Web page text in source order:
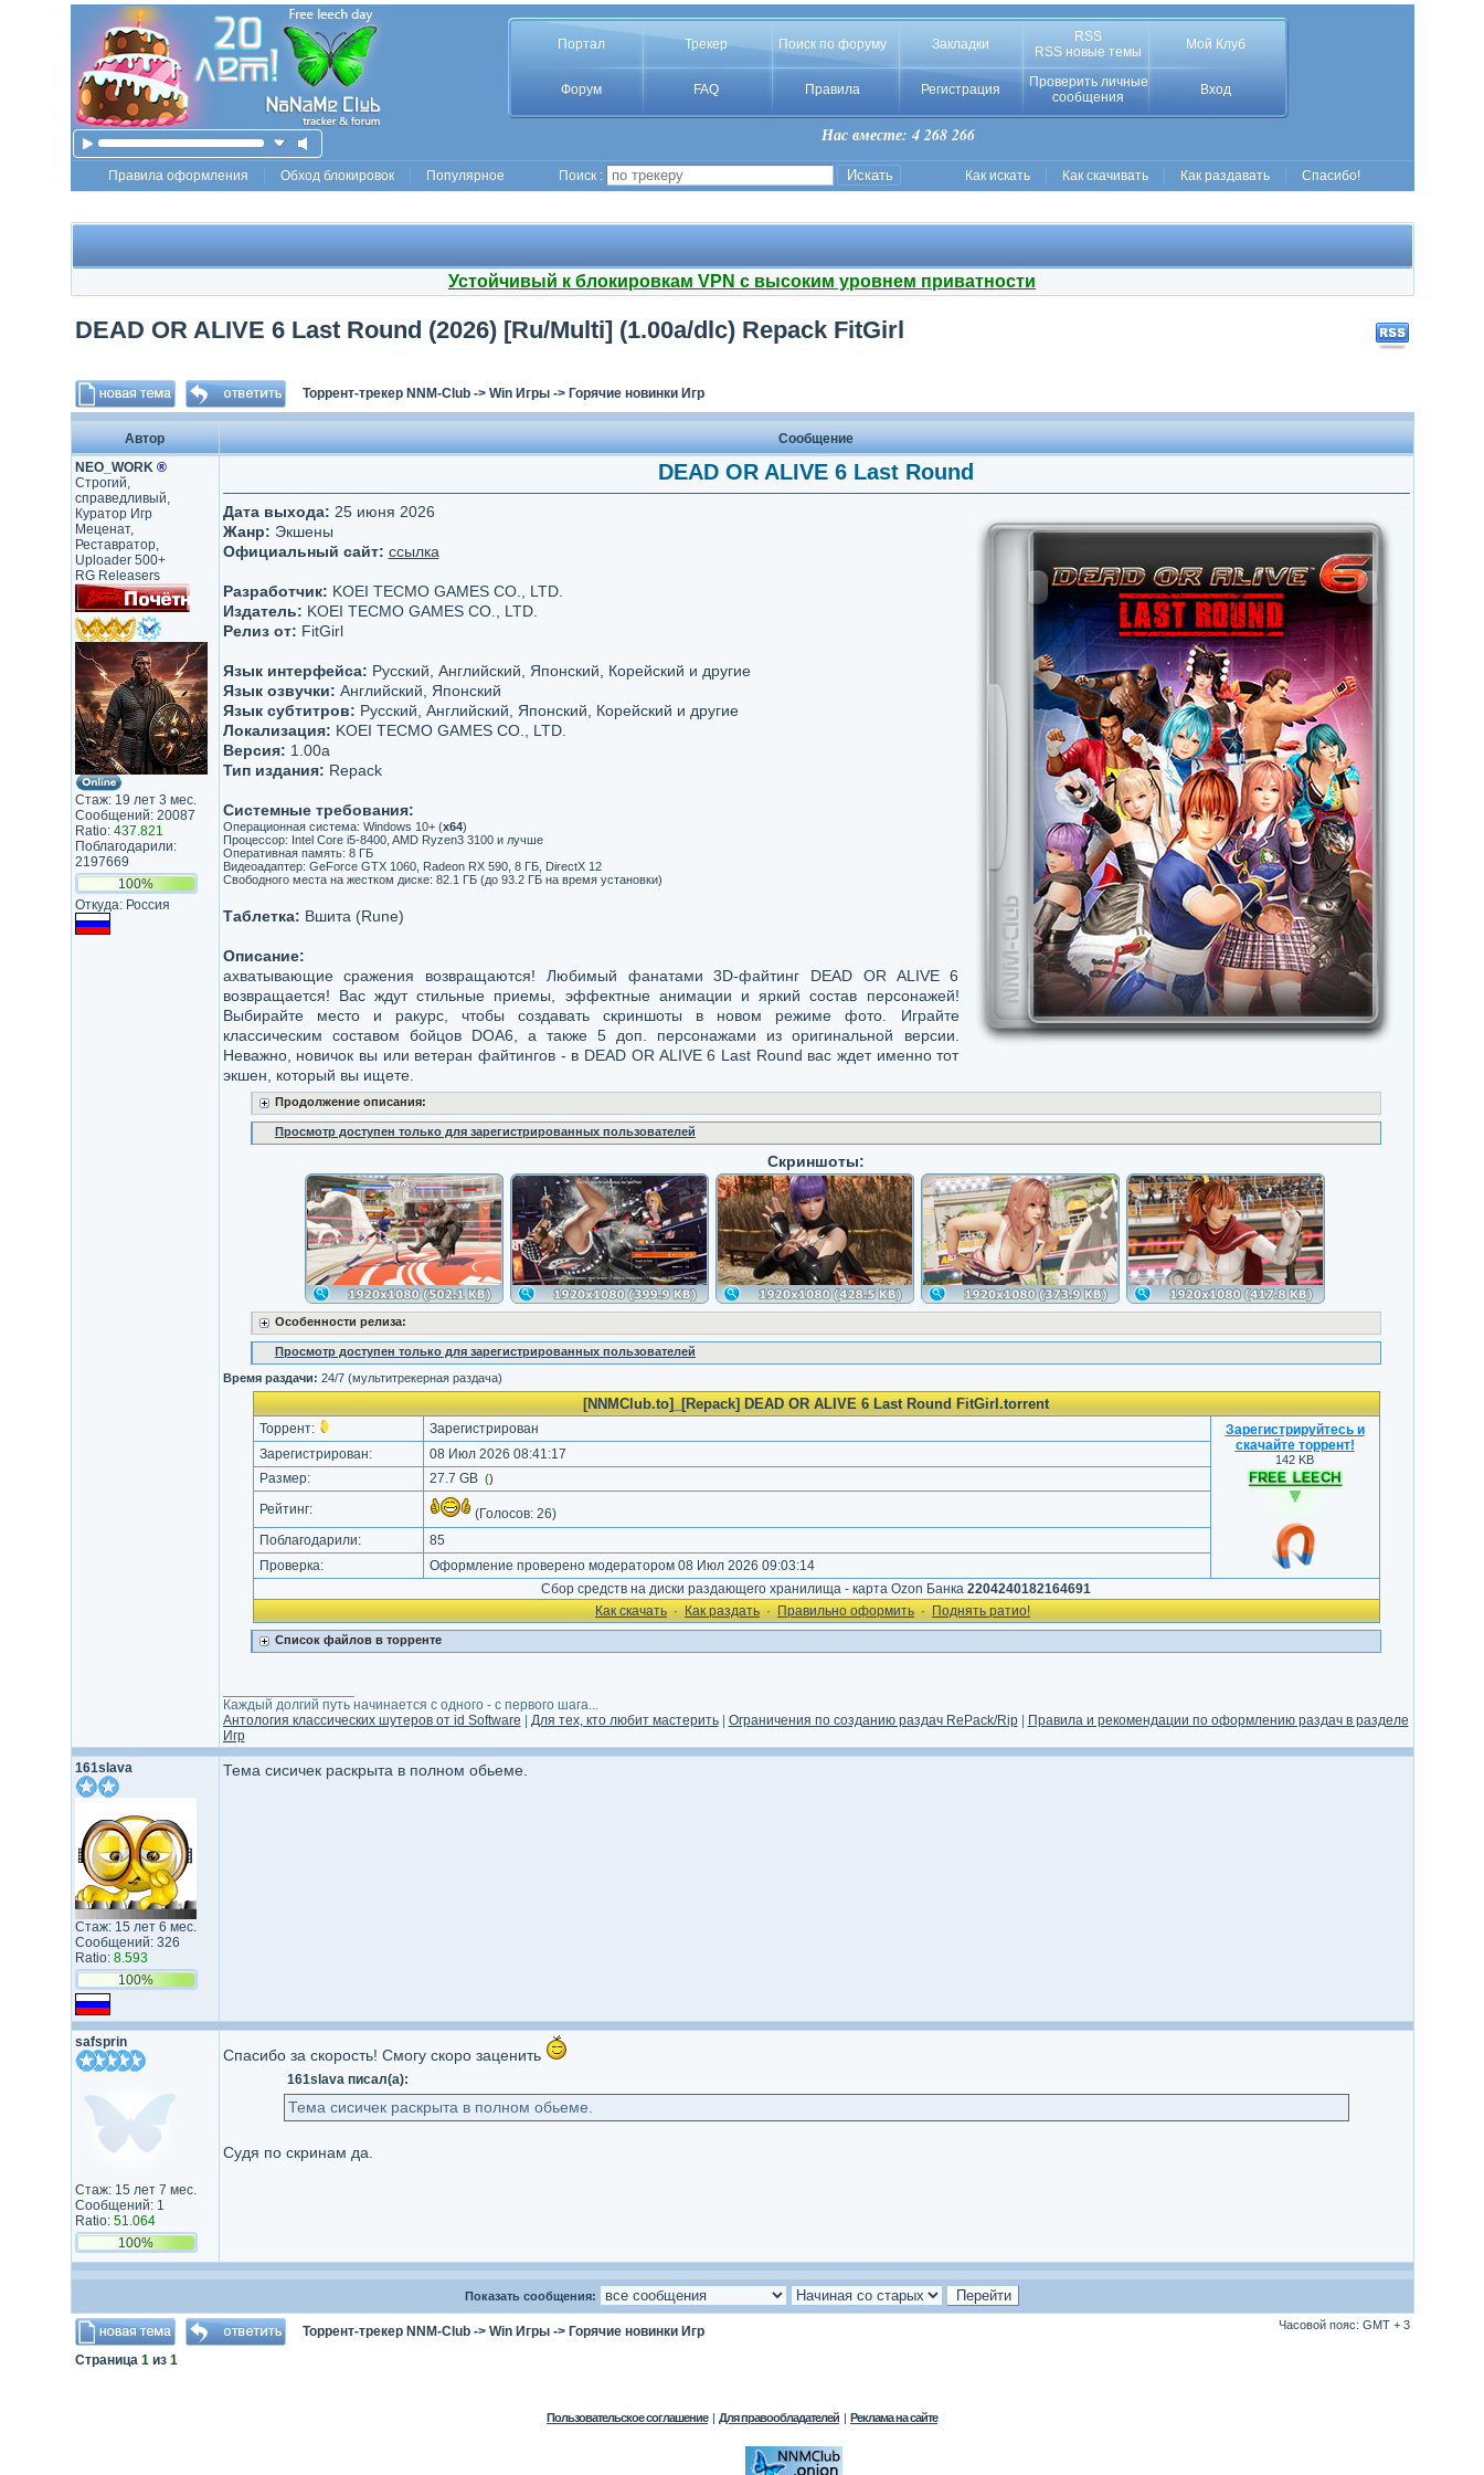
Портал Трекер Поиск по форуму Закладки
RSS
RSS новые темы
Мой Клуб
Форум FAQ Правила Регистрация
Проверить личные
сообщения
Вход
Нас вместе: 4 268 266
Правила оформления Обход блокировок Популярное Поиск : Как искать Как скачивать Как раздавать Спасибо!
Устойчивый к блокировкам VPN с высоким уровнем приватности
DEAD OR ALIVE 6 Last Round (2026) [Ru/Multi] (1.00a/dlc) Repack FitGirl
Торрент-трекер NNM-Club-> Win Игры-> Горячие новинки Игр
Автор
Сообщение
NEO_WORK ®
Строгий,
справедливый,
Куратор Игр
Меценат,
Реставратор,
Uploader 500+
RG Releasers
Стаж: 19 лет 3 мес.
Сообщений: 20087
Ratio: 437.821
Поблагодарили:
2197669
100%
Откуда: Россия
DEAD OR ALIVE 6 Last Round
Дата выхода: 25 июня 2026
Жанр: Экшены
Официальный сайт: ссылка
Разработчик: KOEI TECMO GAMES CO., LTD.
Издатель: KOEI TECMO GAMES CO., LTD.
Релиз от: FitGirl
Язык интерфейса: Русский, Английский, Японский, Корейский и другие
Язык озвучки: Английский, Японский
Язык субтитров: Русский, Английский, Японский, Корейский и другие
Локализация: KOEI TECMO GAMES CO., LTD.
Версия: 1.00a
Тип издания: Repack
Системные требования:
Операционная система: Windows 10+ (x64)
Процессор: Intel Core i5-8400, AMD Ryzen3 3100 и лучше
Оперативная память: 8 ГБ
Видеоадаптер: GeForce GTX 1060, Radeon RX 590, 8 ГБ, DirectX 12
Свободного места на жестком диске: 82.1 ГБ (до 93.2 ГБ на время установки)
Таблетка: Вшита (Rune)
Описание:
ахватывающие сражения возвращаются! Любимый фанатами 3D-файтинг DEAD OR ALIVE 6
возвращается! Вас ждут стильные приемы, эффектные анимации и яркий состав персонажей!
Выбирайте место и ракурс, чтобы создавать скриншоты в новом режиме фото. Играйте
классическим составом бойцов DOA6, а также 5 доп. персонажами из оригинальной версии.
Неважно, новичок вы или ветеран файтингов - в DEAD OR ALIVE 6 Last Round вас ждет именно тот
экшен, который вы ищете.
Продолжение описания:
Просмотр доступен только для зарегистрированных пользователей
Скриншоты:
Особенности релиза:
Просмотр доступен только для зарегистрированных пользователей
Время раздачи: 24/7 (мультитрекерная раздача)
[NNMClub.to]_[Repack] DEAD OR ALIVE 6 Last Round FitGirl.torrent
Торрент: Зарегистрирован
Зарегистрируйтесь и
скачайте торрент!
142 KB
Зарегистрирован:
08 Июл 2026 08:41:17
Размер:
27.7 GB ()
Рейтинг: (Голосов: 26)
Поблагодарили:
85
Проверка:
Оформление проверено модератором 08 Июл 2026 09:03:14
Сбор средств на диски раздающего хранилища - карта Ozon Банка 2204240182164691
Как cкачать · Как раздать · Правильно оформить · Поднять ратио!
Список файлов в торренте
Каждый долгий путь начинается с одного - с первого шага...
Антология классических шутеров от id Software
Для тех, кто любит мастерить| Ограничения по созданию раздач RePack/Rip|
Правила и рекомендации по оформлению раздач в разделе
Игр
161slava
Стаж: 15 лет 6 мес.
Сообщений: 326
Ratio: 8.593
100%
Тема сисичек раскрыта в полном обьеме.
safsprin
Стаж: 15 лет 7 мес.
Сообщений: 1
Ratio: 51.064
100%
Спасибо за скорость! Смогу скоро заценить
161slava писал(а):
Тема сисичек раскрыта в полном обьеме.
Судя по скринам да.
Показать сообщения:
Торрент-трекер NNM-Club-> Win Игры-> Горячие новинки Игр Часовой пояс: GMT + 3
Страница 1из 1
Пользовательское соглашение | Для правообладателей | Реклама на сайте